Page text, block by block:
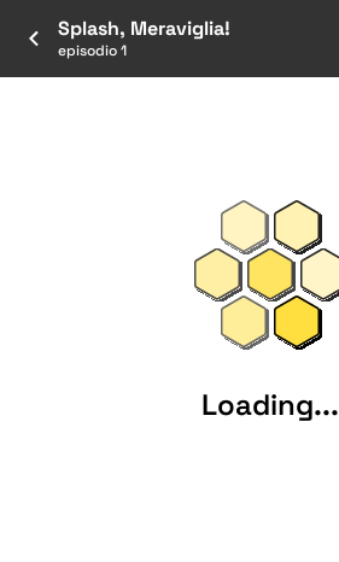
Splash, Meraviglia!
episodio 1
Loading...